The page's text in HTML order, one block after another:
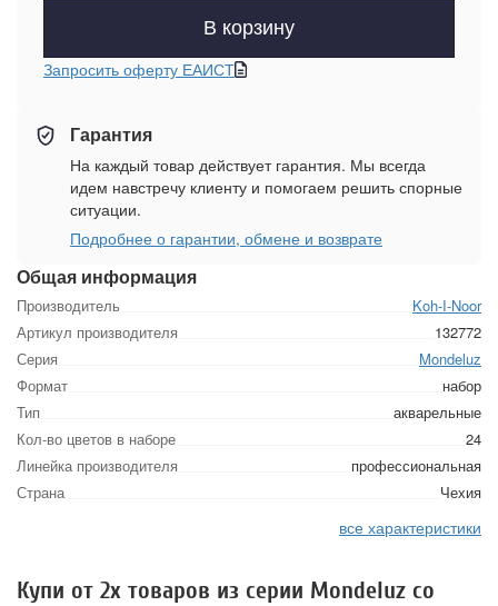
Общая информация
Производитель
Koh-I-Noor
Артикул производителя
132772
Серия
Mondeluz
Формат
набор
Тип
акварельные
Кол-во цветов в наборе
24
Линейка производителя
профессиональная
Страна
Чехия
все характеристики
В корзину
Запросить оферту ЕАИСТ
Гарантия
На каждый товар действует гарантия. Мы всегда
идем навстречу клиенту и помогаем решить спорные
ситуации.
Подробнее о гарантии, обмене и возврате
Купи от 2х товаров из серии Mondeluz со